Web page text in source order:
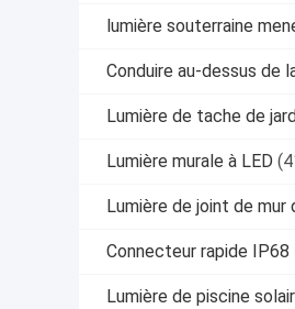
lumière souterraine
Conduire au-dessus de
Lumière de tache de
Lumière murale à LED
Lumière de joint de mur
Connecteur rapide IP68
Lumière de piscine